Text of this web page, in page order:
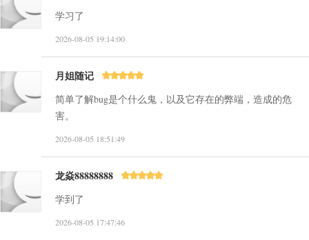
学习了
2026-08-05 19:14:00
月姐随记
简单了解bug是个什么鬼，以及它存在的弊端，造成的危
害。
2026-08-05 18:51:49
龙焱88888888
学到了
2026-08-05 17:47:46